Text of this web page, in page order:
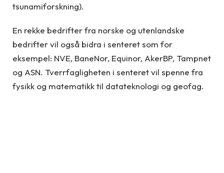
tsunamiforskning).
En rekke bedrifter fra norske og utenlandske
bedrifter vil også bidra i senteret som for
eksempel: NVE, BaneNor, Equinor, AkerBP, Tampnet
og ASN. Tverrfagligheten i senteret vil spenne fra
fysikk og matematikk til datateknologi og geofag.